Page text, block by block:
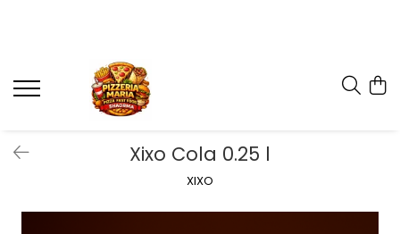
Xixo Cola 0.25 l
XIXO